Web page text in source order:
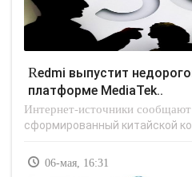
Redmi выпустит недорогой 5G-смартфон на
платформе MediaTek..
Интернет-источники
сформированный китайской
06-мая, 16:31